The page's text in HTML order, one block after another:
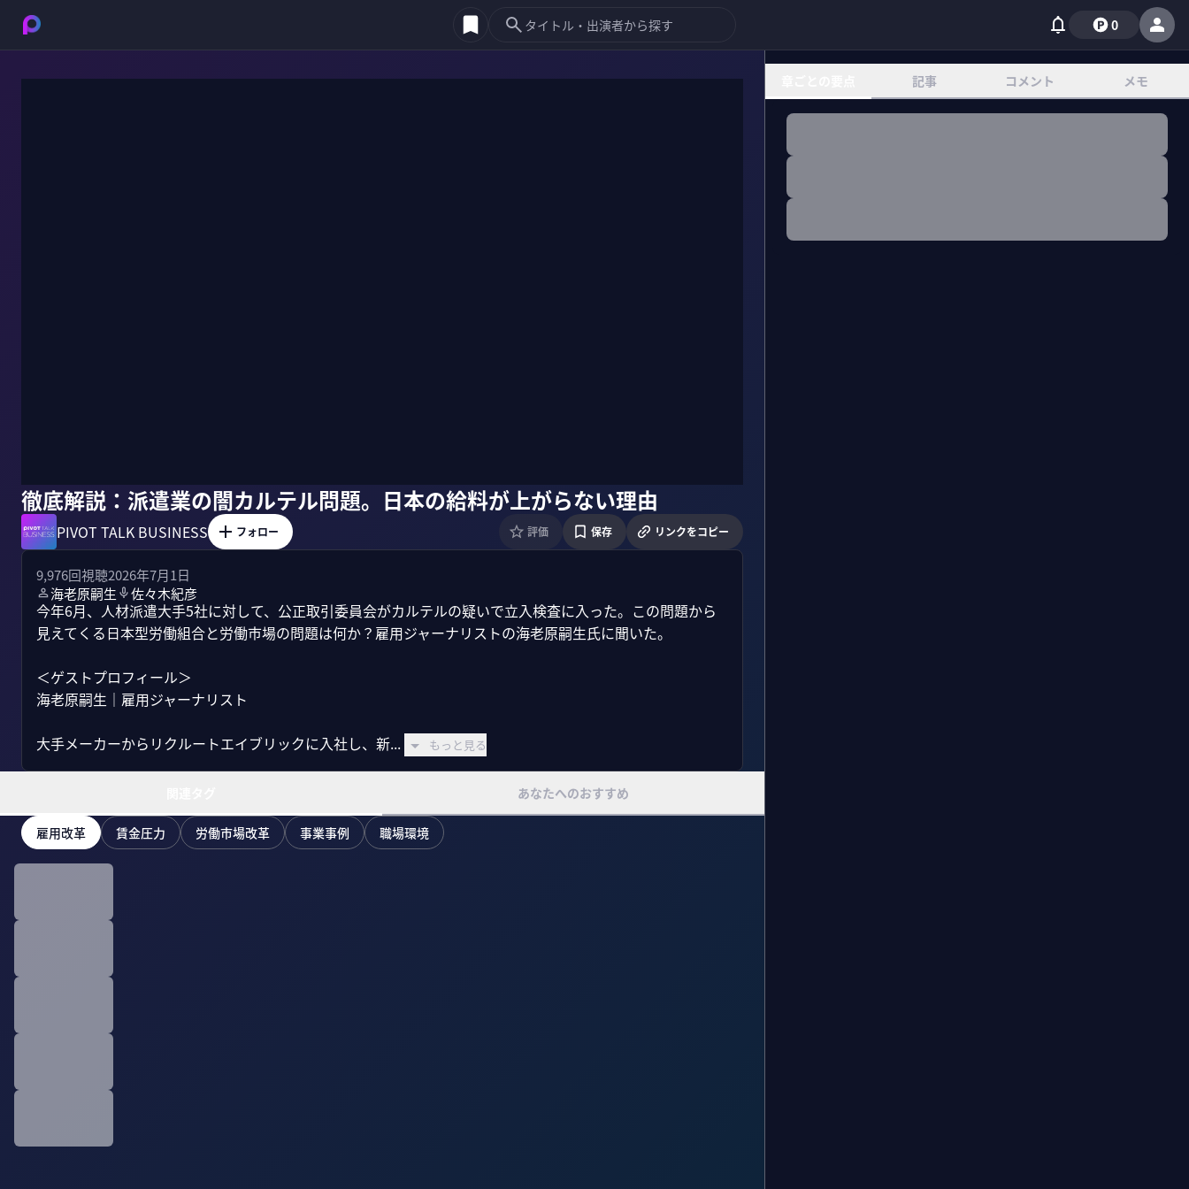
0
徹底解説：派遣業の闇カルテル問題。日本の給料が上がらない理由
PIVOT TALK BUSINESS フォロー 評価 保存 リンクをコピー
9,976回視聴2026年7月1日
海老原嗣生
佐々木紀彦
今年6月、人材派遣大手5社に対して、公正取引委員会がカルテルの疑いで立入検査に入った。この問題から
見えてくる日本型労働組合と労働市場の問題は何か？雇用ジャーナリストの海老原嗣生氏に聞いた。
＜ゲストプロフィール＞
海老原嗣生｜雇用ジャーナリスト
大手メーカーからリクルートエイブリックに入社し、新... もっと見る
あなたへのおすすめ
雇用改革 賃金圧力 労働市場改革 事業事例 職場環境
記事 コメント メモ